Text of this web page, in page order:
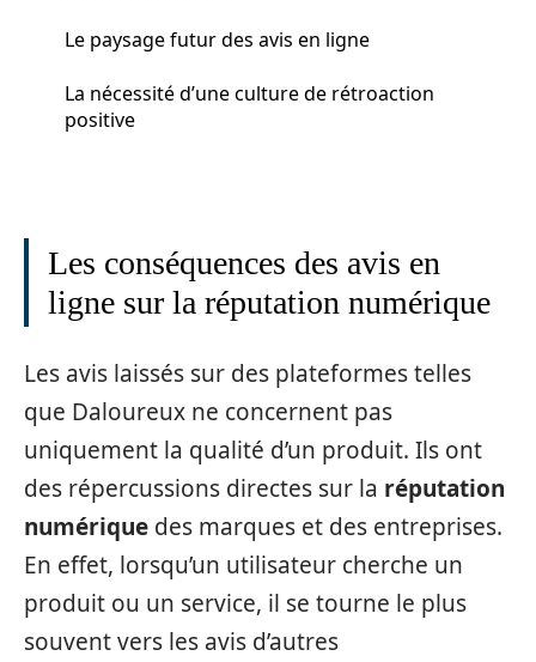
Le paysage futur des avis en ligne
La nécessité d’une culture de rétroaction
positive
Les conséquences des avis en
ligne sur la réputation numérique
Les avis laissés sur des plateformes telles
que Daloureux ne concernent pas
uniquement la qualité d’un produit. Ils ont
des répercussions directes sur la réputation
numérique des marques et des entreprises.
En effet, lorsqu’un utilisateur cherche un
produit ou un service, il se tourne le plus
souvent vers les avis d’autres